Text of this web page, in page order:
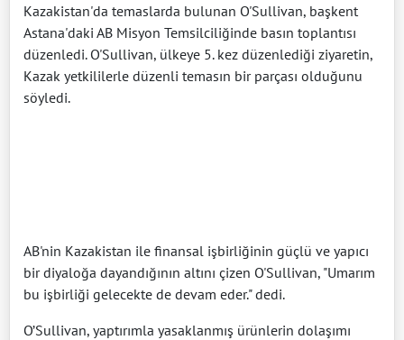
Kazakistan'da temaslarda bulunan O'Sullivan, başkent
Astana'daki AB Misyon Temsilciliğinde basın toplantısı
düzenledi. O'Sullivan, ülkeye 5. kez düzenlediği ziyaretin,
Kazak yetkililerle düzenli temasın bir parçası olduğunu
söyledi.
AB'nin Kazakistan ile finansal işbirliğinin güçlü ve yapıcı
bir diyaloğa dayandığının altını çizen O'Sullivan, "Umarım
bu işbirliği gelecekte de devam eder." dedi.
O’Sullivan, yaptırımla yasaklanmış ürünlerin dolaşımı